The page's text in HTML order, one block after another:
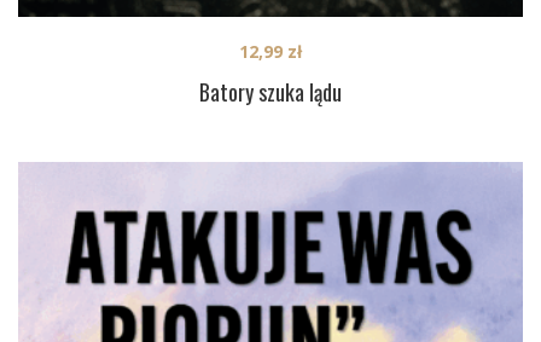
Batory szuka lądu
12,99 zł